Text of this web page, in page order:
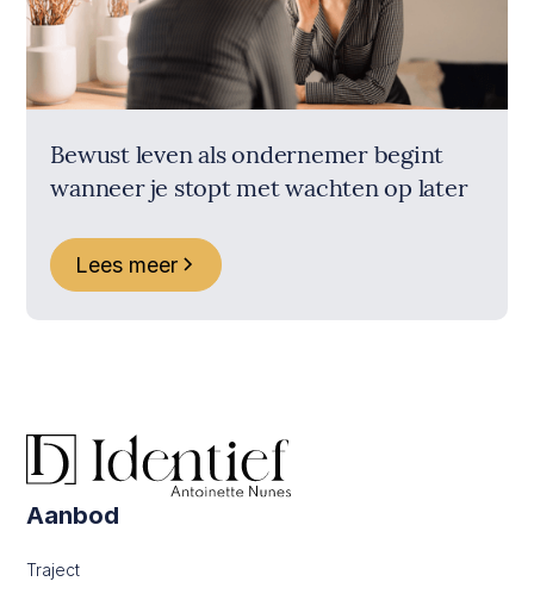
Bewust leven als ondernemer begint
wanneer je stopt met wachten op later
Lees meer
Aanbod
Traject